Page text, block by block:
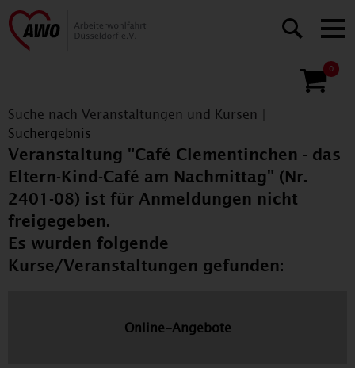
0
Suche nach Veranstaltungen und Kursen
Suchergebnis
Veranstaltung "Café Clementinchen - das
Eltern-Kind-Café am Nachmittag" (Nr.
2401-08) ist für Anmeldungen nicht
freigegeben.
Es wurden folgende
Kurse/Veranstaltungen gefunden:
Online-Angebote